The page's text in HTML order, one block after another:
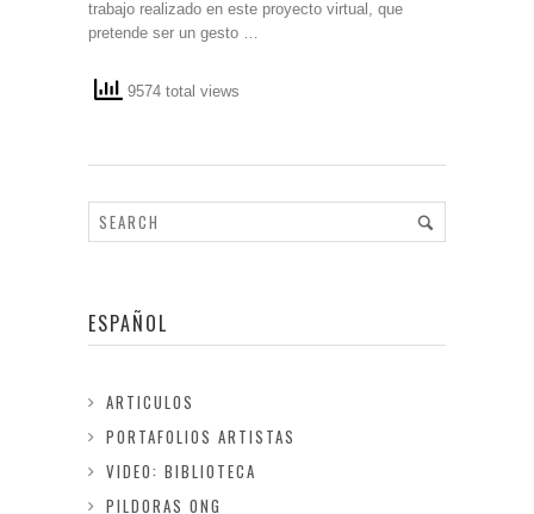
trabajo realizado en este proyecto virtual, que
pretende ser un gesto …
9574 total views
ESPAÑOL
ARTICULOS
PORTAFOLIOS ARTISTAS
VIDEO: BIBLIOTECA
PILDORAS ONG